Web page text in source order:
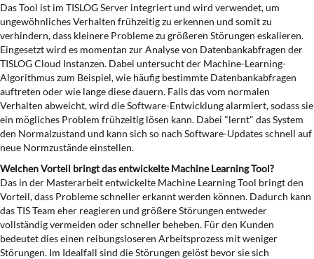
Das Tool ist im TISLOG Server integriert und wird verwendet, um
ungewöhnliches Verhalten frühzeitig zu erkennen und somit zu
verhindern, dass kleinere Probleme zu größeren Störungen eskalieren.
Eingesetzt wird es momentan zur Analyse von Datenbankabfragen der
TISLOG Cloud Instanzen. Dabei untersucht der Machine-Learning-
Algorithmus zum Beispiel, wie häufig bestimmte Datenbankabfragen
auftreten oder wie lange diese dauern. Falls das vom normalen
Verhalten abweicht, wird die Software-Entwicklung alarmiert, sodass sie
ein mögliches Problem frühzeitig lösen kann. Dabei "lernt" das System
den Normalzustand und kann sich so nach Software-Updates schnell auf
neue Normzustände einstellen.
Welchen Vorteil bringt das entwickelte Machine Learning Tool?
Das in der Masterarbeit entwickelte Machine Learning Tool bringt den
Vorteil, dass Probleme schneller erkannt werden können. Dadurch kann
das TIS Team eher reagieren und größere Störungen entweder
vollständig vermeiden oder schneller beheben. Für den Kunden
bedeutet dies einen reibungsloseren Arbeitsprozess mit weniger
Störungen. Im Idealfall sind die Störungen gelöst bevor sie sich